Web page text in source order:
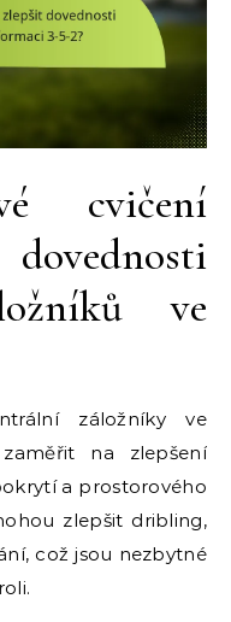
cvičení
ve
záložníky ve
na zlepšení
a prostorového
zlepšit dribling,
což jsou nezbytné